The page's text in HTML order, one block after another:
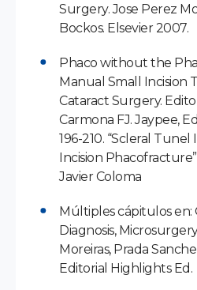
Surgery. Jose Perez
Bockos. Elsevier 2007.
Phaco without the
Manual Small Incision
Cataract Surgery.
Carmona FJ. Jaypee,
196-210. “Scleral Tunel
Incision
Javier Coloma
Múltiples cápitulos en:
Diagnosis,
Moreiras, Prada
Editorial Highlights Ed.